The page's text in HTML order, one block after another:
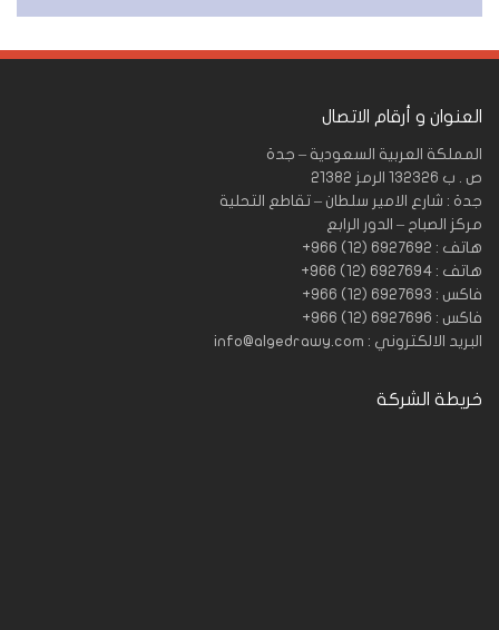
العنوان و أرقام الاتصال
المملكة العربية السعودية – جدة
ص . ب 132326 الرمز 21382
جدة : شارع الامير سلطان – تقاطع التحلية
مركز الصباح – الدور الرابع
هاتف : 6927692 (12) 966+
هاتف : 6927694 (12) 966+
فاكس : 6927693 (12) 966+
فاكس : 6927696 (12) 966+
البريد الالكتروني : info@algedrawy.com
خريطة الشركة